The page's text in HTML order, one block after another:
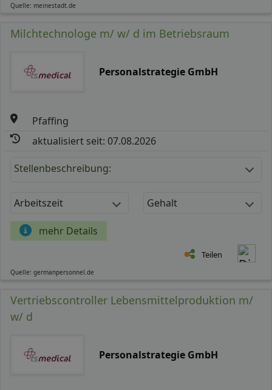
Quelle: meinestadt.de
Milchtechnologe m/ w/ d im Betriebsraum
Personalstrategie GmbH
Pfaffing
aktualisiert seit: 07.08.2026
Stellenbeschreibung:
Arbeitszeit Gehalt
mehr Details
Teilen
Quelle: germanpersonnel.de
Vertriebscontroller Lebensmittelproduktion m/
w/ d
Personalstrategie GmbH